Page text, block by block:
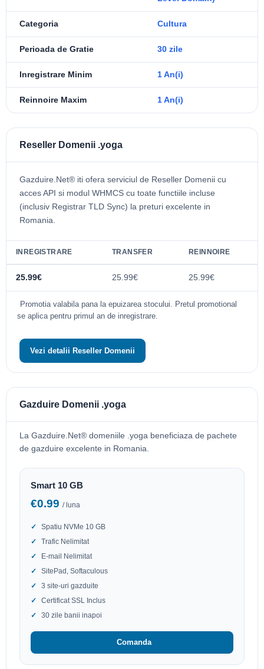
Categoria Cultura
Perioada de Gratie 30 zile
Inregistrare Minim 1 An(i)
Reinnoire Maxim 1 An(i)
Reseller Domenii .yoga
Gazduire.Net® iti ofera serviciul de Reseller Domenii cu
acces API si modul WHMCS cu toate functiile incluse
(inclusiv Registrar TLD Sync) la preturi excelente in
Romania.
INREGISTRARE TRANSFER REINNOIRE
25.99€ 25.99€ 25.99€
Promotia valabila pana la epuizarea stocului. Pretul promotional
se aplica pentru primul an de inregistrare.
Vezi detalii Reseller Domenii
Gazduire Domenii .yoga
La Gazduire.Net® domeniile .yoga beneficiaza de pachete
de gazduire excelente in Romania.
Smart 10 GB
€0.99 / luna
Spatiu NVMe 10 GB
Trafic Nelimitat
E-mail Nelimitat
SitePad, Softaculous
3 site-uri gazduite
Certificat SSL Inclus
30 zile banii inapoi
Comanda